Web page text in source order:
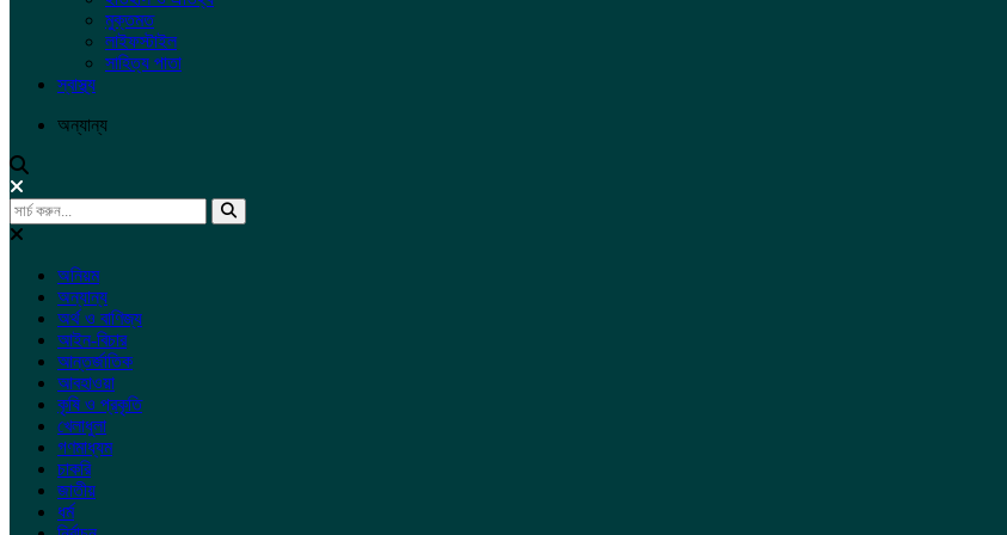
মুক্তমত
লাইফস্টাইল
সাহিত্য পাতা
স্বাস্থ্য
অন্যান্য
অনিয়ম
অন্যান্য
অর্থ ও বাণিজ্য
আইন-বিচার
আন্তর্জাতিক
আবহাওয়া
কৃষি ও প্রকৃতি
খেলাধুলা
গণমাধ্যম
চাকরি
জাতীয়
ধর্ম